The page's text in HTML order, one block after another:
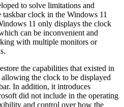
to solve limitations and
clock in the Windows 11
11 only displays the clock
can be inconvenient and
with multiple monitors or
the capabilities that existed in
the clock to be displayed
In addition, it introduces
did not include in the operating
and control over how the